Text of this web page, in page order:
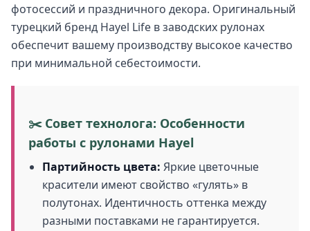
фотосессий и праздничного декора. Оригинальный
турецкий бренд Hayel Life в заводских рулонах
обеспечит вашему производству высокое качество
при минимальной себестоимости.
✂️ Совет технолога: Особенности
работы с рулонами Hayel
Партийность цвета: Яркие цветочные
красители имеют свойство «гулять» в
полутонах. Идентичность оттенка между
разными поставками не гарантируется.